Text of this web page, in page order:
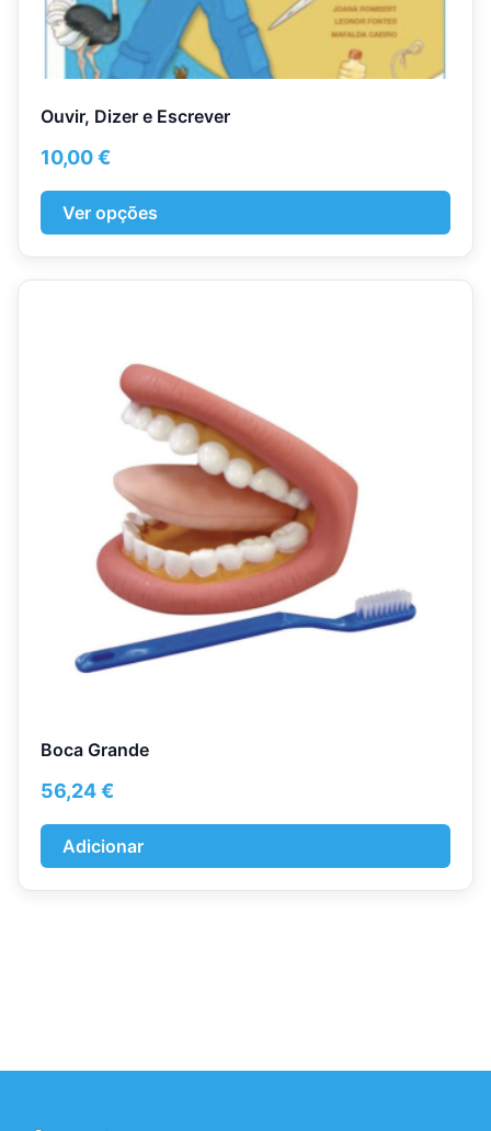
Ouvir, Dizer e Escrever
10,00€
Ver opções
Boca Grande
56,24€
Adicionar